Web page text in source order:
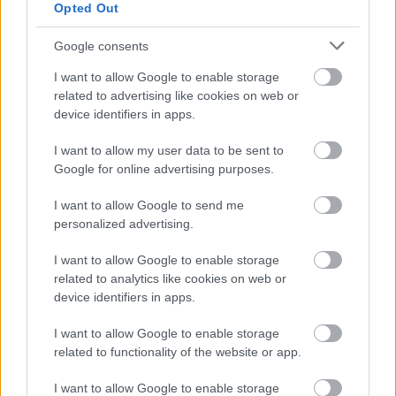
Opted Out
Google consents
I want to allow Google to enable storage
related to advertising like cookies on web or
device identifiers in apps.
I want to allow my user data to be sent to
Google for online advertising purposes.
I want to allow Google to send me
personalized advertising.
I want to allow Google to enable storage
related to analytics like cookies on web or
device identifiers in apps.
I want to allow Google to enable storage
related to functionality of the website or app.
I want to allow Google to enable storage
A két orosz operát biztos kézzel tartotta össze az
angol Jan Latham-Koenig. Érdekes módon, amíg A
csalogány kamarazenei hangzásából minden
szólam kiválóan érvényesült, addig a Jolanta nagy
romantikus hömpölygése inkább csak egy távoli
masszaként szűrődött fel a zenekari árokból. Prágai
Nemzeti Színház vezetése igyekszik minden szerepet
saját művészeknek kiosztani, vagy egyéb cseh és
szlovák színházból hoznak vendégeket, s csak
Arsovska pontosan énekli és mozogja (a táncolni szó
túlzás lenne) a Csalogányt, de a szerep titkával adós
Jaroslav Březina a Halász rövid szólamában. Kiváló a
két karakter szereplő, A kamarás és A bonc, Miloš
Horák és a veterán Luděk Vele. Dana Burešová
tökéletesen képzett szláv hangja kiválóan illik Jolanta
szólamához, miközben a művésznő habitusához a
nagy drámai szerepek állhatnak közelebb. Az
odesszai Konstantin Andrejev igazi sírós hangú orosz